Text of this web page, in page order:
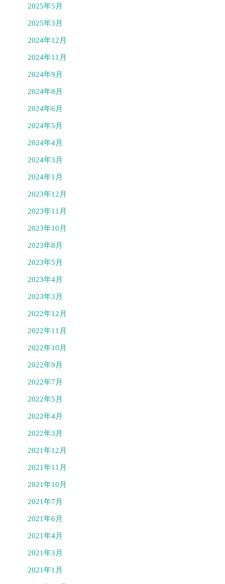
2025年5月
2025年3月
2024年12月
2024年11月
2024年9月
2024年8月
2024年6月
2024年5月
2024年4月
2024年3月
2024年1月
2023年12月
2023年11月
2023年10月
2023年8月
2023年5月
2023年4月
2023年3月
2022年12月
2022年11月
2022年10月
2022年9月
2022年7月
2022年5月
2022年4月
2022年3月
2021年12月
2021年11月
2021年10月
2021年7月
2021年6月
2021年4月
2021年3月
2021年1月